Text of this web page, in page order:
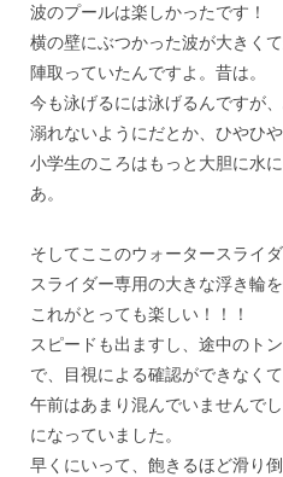
波のプールは楽しかったです！
横の壁にぶつかった波が大きく
陣取っていたんですよ。昔は。
今も泳げるには泳げるんですが
溺れないようにだとか、ひやひ
小学生のころはもっと大胆に水
あ。
そしてここのウォータースライダ
スライダー専用の大きな浮き輪を
これがとっても楽しい！！！
スピードも出ますし、途中のト
で、
目視による確認ができなく
午前はあまり混んでいませんでし
になっていました。
早くにいって、飽きるほど滑り